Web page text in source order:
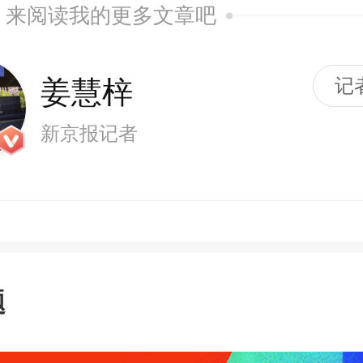
来阅读我的更多文章吧
姜慧梓
新京报记者
记